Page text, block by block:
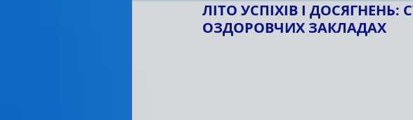
ЛІТО УСПІХІВ І
ОЗДОРОВЧИХ ЗАКЛАДАХ